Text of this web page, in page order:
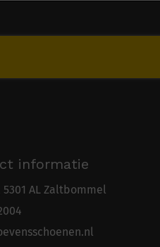
informatie
5301 AL Zaltbommel